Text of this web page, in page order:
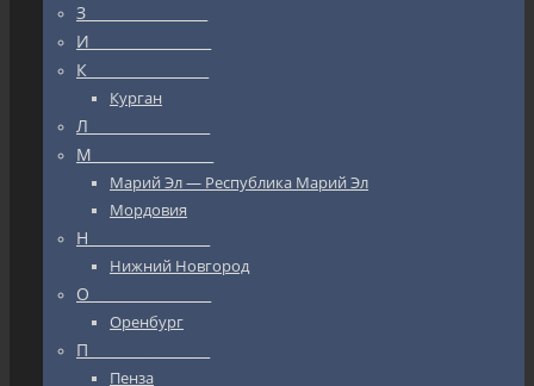
З_________________
И_________________
К_________________
Курган
Л_________________
М_________________
Марий Эл — Республика Марий Эл
Мордовия
Н_________________
Нижний Новгород
О_________________
Оренбург
П_________________
Пенза